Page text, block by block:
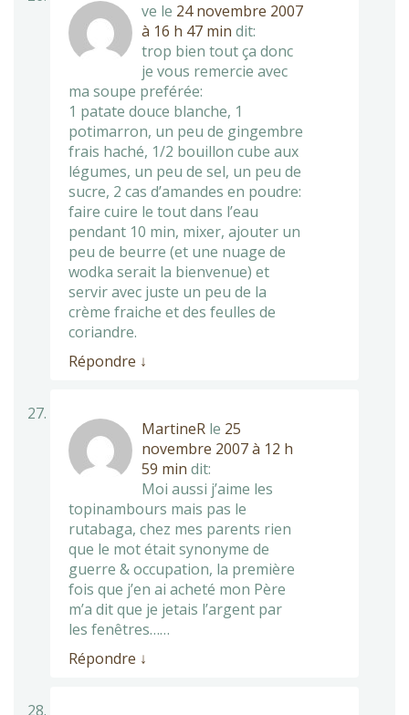
ve le 24 novembre 2007
à 16 h 47 min dit:
trop bien tout ça donc
je vous remercie avec
ma soupe preférée:
1 patate douce blanche, 1
potimarron, un peu de gingembre
frais haché, 1/2 bouillon cube aux
légumes, un peu de sel, un peu de
sucre, 2 cas d’amandes en poudre:
faire cuire le tout dans l’eau
pendant 10 min, mixer, ajouter un
peu de beurre (et une nuage de
wodka serait la bienvenue) et
servir avec juste un peu de la
crème fraiche et des feulles de
coriandre.
Répondre ↓
MartineR le 25
novembre 2007 à 12 h
59 min dit:
Moi aussi j’aime les
topinambours mais pas le
rutabaga, chez mes parents rien
que le mot était synonyme de
guerre & occupation, la première
fois que j’en ai acheté mon Père
m’a dit que je jetais l’argent par
les fenêtres……
Répondre ↓